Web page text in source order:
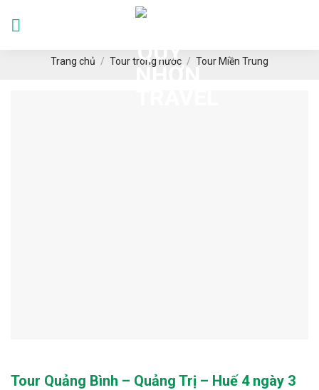
Trang chủ / Tour trong nước / Tour Miền Trung
Tour Quảng Bình – Quảng Trị – Huế 4 ngày 3